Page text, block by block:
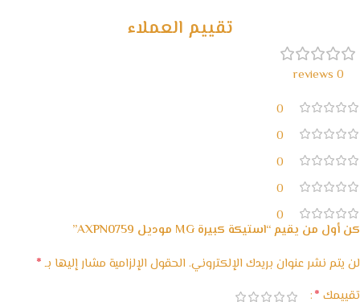
تقييم العملاء
0 reviews
0
0
0
0
0
كن أول من يقيم “استيكة كبيرة MG موديل AXPN0759”
لن يتم نشر عنوان بريدك الإلكتروني. الحقول الإلزامية مشار إليها بـ*
تقييمك *